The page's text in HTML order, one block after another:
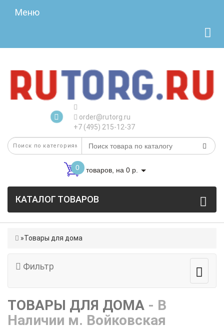
Меню
order@rutorg.ru
+7 (495) 215-12-37
0 товаров, на 0 р.
КАТАЛОГ ТОВАРОВ
Товары для дома
Фильтр
ТОВАРЫ ДЛЯ ДОМА - В
Наличии м. Войковская